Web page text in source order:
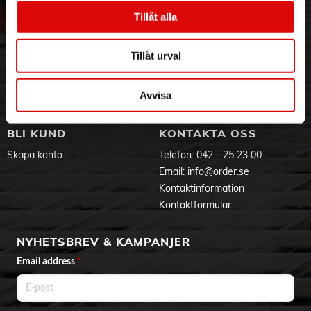
Tillåt alla
Tillåt urval
Avvisa
• Borste medföljer
Hållbarhet
Aktuellt på Order
Service & Support
Ansökan om RMA
Integritetspolicy
Om cookies
BLI KUND
Skapa konto
KONTAKTA OSS
Telefon: 042 - 25 23 00
Email: info@order.se
Kontaktinformation
Kontaktformulär
NYHETSBREV & KAMPANJER
Email address *